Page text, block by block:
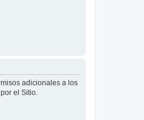
adicionales a los
el Sitio.